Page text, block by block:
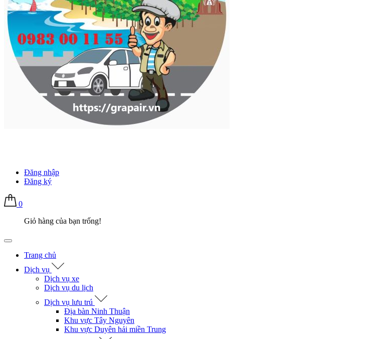
Đăng nhập
Đăng ký
0
Giỏ hàng của bạn trống!
Trang chủ
Dịch vụ
Dịch vụ xe
Dịch vụ du lịch
Dịch vụ lưu trú
Địa bàn Ninh Thuận
Khu vực Tây Nguyên
Khu vực Duyên hải miền Trung